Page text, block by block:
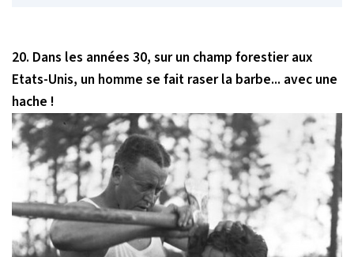
20. Dans les années 30, sur un champ forestier aux
Etats-Unis, un homme se fait raser la barbe... avec une
hache !